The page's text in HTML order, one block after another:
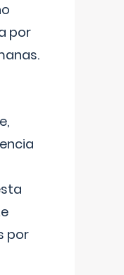
por
por